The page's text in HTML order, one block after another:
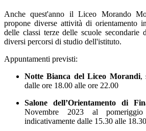
Anche quest'anno il Liceo Morando
propone diverse attività di orientamento
delle classi terze delle scuole secondarie
diversi percorsi di studio dell'istituto.
Appuntamenti previsti:
Notte Bianca del Liceo Morandi,
dalle ore 18.00 alle ore 22.00
Salone dell’Orientamento di
Novembre 2023 al
indicativamente dalle 15.30 alle